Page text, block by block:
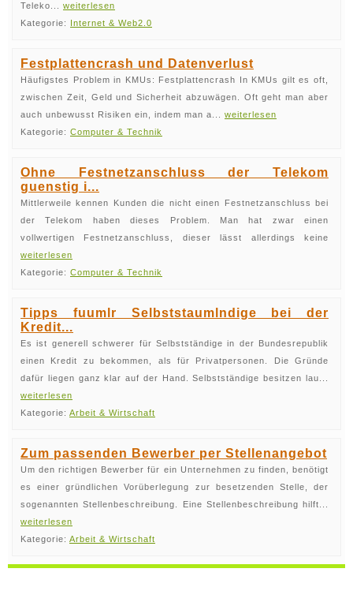
Teleko... weiterlesen
Kategorie: Internet & Web2.0
Festplattencrash und Datenverlust
Häufigstes Problem in KMUs: Festplattencrash In KMUs gilt es oft,
zwischen Zeit, Geld und Sicherheit abzuwägen. Oft geht man aber
auch unbewusst Risiken ein, indem man a... weiterlesen
Kategorie: Computer & Technik
Ohne Festnetzanschluss der Telekom
guenstig i...
Mittlerweile kennen Kunden die nicht einen Festnetzanschluss bei
der Telekom haben dieses Problem. Man hat zwar einen
vollwertigen Festnetzanschluss, dieser lässt allerdings keine
weiterlesen
Kategorie: Computer & Technik
Tipps fuumlr Selbststaumlndige bei der
Kredit...
Es ist generell schwerer für Selbstständige in der Bundesrepublik
einen Kredit zu bekommen, als für Privatpersonen. Die Gründe
dafür liegen ganz klar auf der Hand. Selbstständige besitzen lau...
weiterlesen
Kategorie: Arbeit & Wirtschaft
Zum passenden Bewerber per Stellenangebot
Um den richtigen Bewerber für ein Unternehmen zu finden, benötigt
es einer gründlichen Vorüberlegung zur besetzenden Stelle, der
sogenannten Stellenbeschreibung. Eine Stellenbeschreibung hilft...
weiterlesen
Kategorie: Arbeit & Wirtschaft